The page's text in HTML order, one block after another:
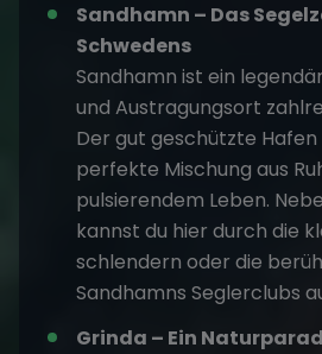
Sandhamn – Das
Schwedens
Sandhamn ist ein
und Austragungsort
Der gut geschützte
perfekte Mischung aus
pulsierendem Leben.
kannst du hier durch die
schlendern oder die
Sandhamns Seglerclubs
Grinda – Ein